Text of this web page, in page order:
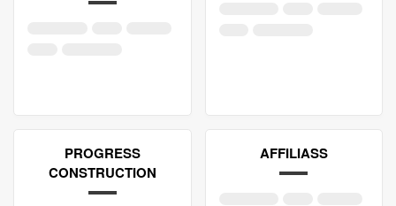
PROGRESS
CONSTRUCTION
AFFILIASS